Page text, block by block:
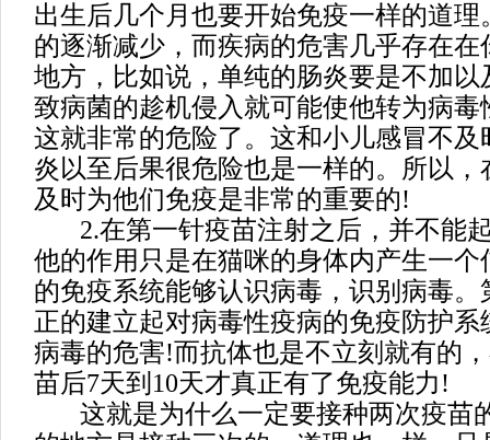
出生后几个月也要开始免疫一样的道
的逐渐减少，而疾病的危害几乎存在
地方，比如说，单纯的肠炎要是不加以
致病菌的趁机侵入就可能使他转为病毒
这就非常的危险了。这和小儿感冒不及
炎以至后果很危险也是一样的。所以，
及时为他们免疫是非常的重要的!
2.在第一针疫苗注射之后，并不能
他的作用只是在猫咪的身体内产生一个
的免疫系统能够认识病毒，识别病毒
正的建立起对病毒性疫病的免疫防护
病毒的危害!而抗体也是不立刻就有的
苗后7天到10天才真正有了免疫能力!
这就是为什么一定要接种两次疫苗